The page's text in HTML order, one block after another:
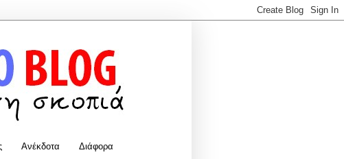
Ανέκδοτα Διάφορα